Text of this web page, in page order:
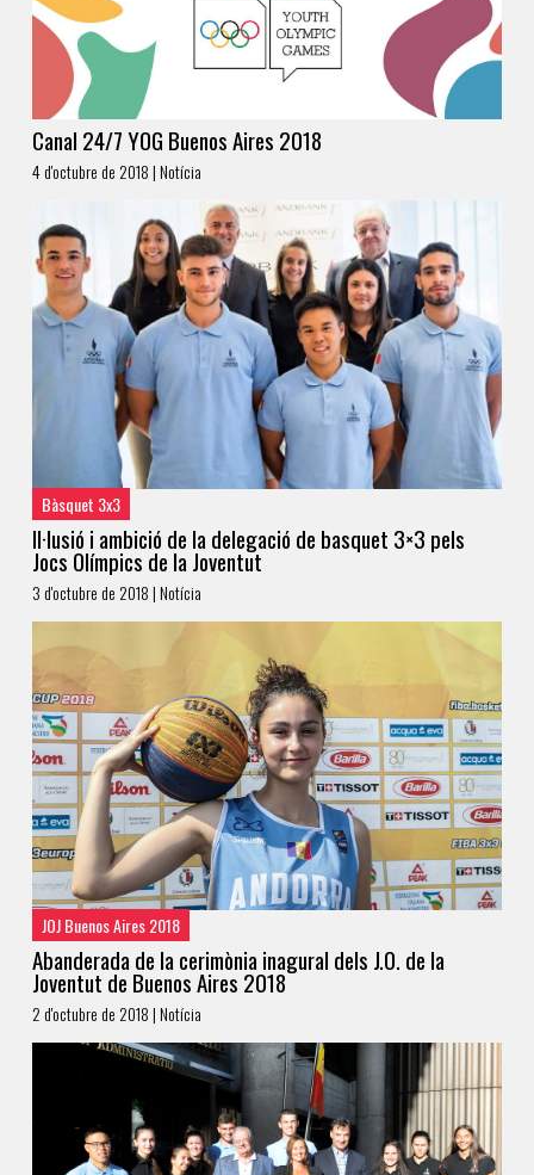
Canal 24/7 YOG Buenos Aires 2018
4 d'octubre de 2018 | Notícia
Bàsquet 3x3
Il·lusió i ambició de la delegació de basquet 3×3 pels
Jocs Olímpics de la Joventut
3 d'octubre de 2018 | Notícia
JOJ Buenos Aires 2018
Abanderada de la cerimònia inagural dels J.O. de la
Joventut de Buenos Aires 2018
2 d'octubre de 2018 | Notícia